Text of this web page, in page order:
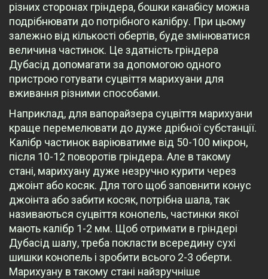
різних сторонах гріндера, бошки канабісу можна
подрібнювати до потрібного калібру. При цьому
залежно від кількості обертів, буде змінюватися
величина частинок. Це здатність гріндера
Дубасід допомагати за допомогою одного
пристрою готувати суцвіття марихуани для
вживання різними способами.
Наприклад, для вапорайзера суцвіття марихуани
краще перемелювати до дуже дрібної субстанції.
Калібр частинок варіюватиме від 50-100 мікрон,
після 10-12 поворотів гріндера. Але в такому
стані, марихуану дуже незручно курити через
джоінт або косяк. Для того щоб заповнити конус
джоінта або забити косяк, потрібна шала, так
називаються суцвіття конопель, частинки якої
мають калібр 1-2 мм. Щоб отримати в гріндері
Дубасід шалу, треба покласти всередину сухі
шишки конопель і зробити всього 2-3 оберти.
Марихуану в такому стані найзручніше